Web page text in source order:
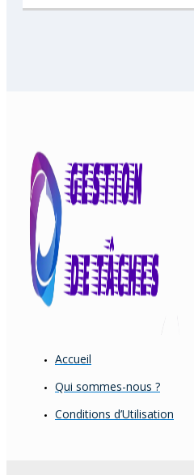
Accueil
Qui sommes-nous ?
Conditions d’Utilisation